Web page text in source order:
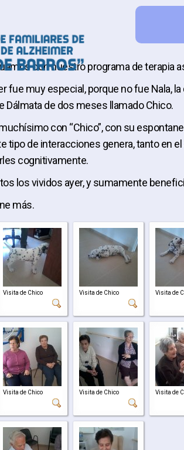
con nuestro programa de terapia
fue muy especial, porque no fue Nala,
Dálmata de dos meses llamado Chico.
con “Chico”, con su
tipo de interacciones genera, tanto en
cognitivamente.
los vividos ayer, y sumamente
más.
Visita de Chico Visita de Chico Visita de
Visita de Chico Visita de Chico Visita de